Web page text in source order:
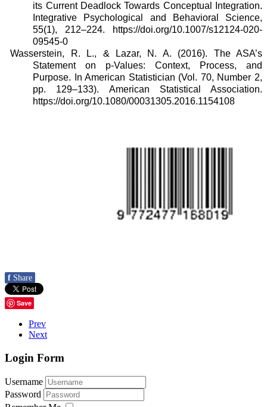
its Current Deadlock Towards Conceptual Integration.
Integrative Psychological and Behavioral Science,
55(1), 212–224. https://doi.org/10.1007/s12124-020-
09545-0
Wasserstein, R. L., & Lazar, N. A. (2016). The ASA’s
Statement on p-Values: Context, Process, and
Purpose. In American Statistician (Vol. 70, Number 2,
pp. 129–133). American Statistical Association.
https://doi.org/10.1080/00031305.2016.1154108
f Share
Save
Prev
Next
Login Form
Username
Password